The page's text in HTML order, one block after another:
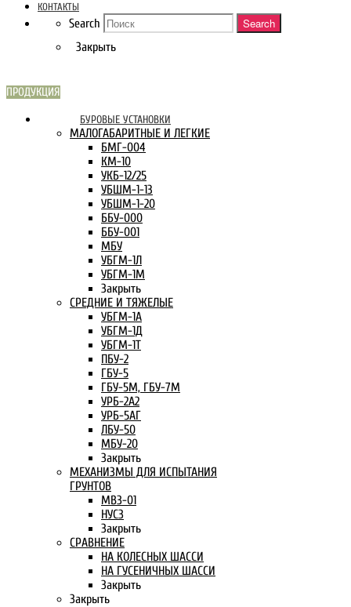
КОНТАКТЫ
Search Search
Закрыть
ПРОДУКЦИЯ
БУРОВЫЕ УСТАНОВКИ
МАЛОГАБАРИТНЫЕ И ЛЕГКИЕ
БМГ-004
КМ-10
УКБ-12/25
УБШМ-1-13
УБШМ-1-20
ББУ-000
ББУ-001
МБУ
УБГМ-1Л
УБГМ-1М
Закрыть
СРЕДНИЕ И ТЯЖЕЛЫЕ
УБГМ-1А
УБГМ-1Д
УБГМ-1Т
ПБУ-2
ГБУ-5
ГБУ-5М, ГБУ-7М
УРБ-2А2
УРБ-5АГ
ЛБУ-50
МБУ-20
Закрыть
МЕХАНИЗМЫ ДЛЯ ИСПЫТАНИЯ
ГРУНТОВ
МВЗ-01
НУСЗ
Закрыть
СРАВНЕНИЕ
НА КОЛЕСНЫХ ШАССИ
НА ГУСЕНИЧНЫХ ШАССИ
Закрыть
Закрыть